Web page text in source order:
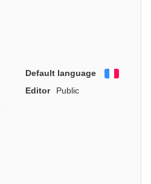
Default language
Editor
Public